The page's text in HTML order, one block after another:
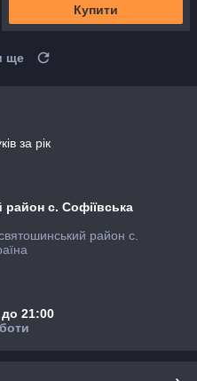
Купити
ще
за рік
с. Софіївська
район с.
21:00